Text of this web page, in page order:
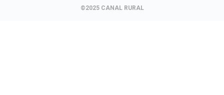
©2025 CANAL RURAL